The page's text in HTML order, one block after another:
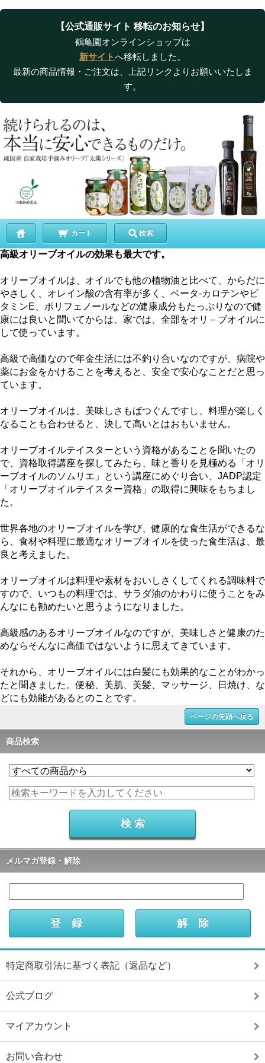
【公式通販サイト 移転のお知らせ】
鶴亀園オンラインショップは
新サイトへ移転しました。
最新の商品情報・ご注文は、上記リンクよりお願いいたしま
す。
カート 検索
高級オリーブオイルの効果も最大です。
オリーブオイルは、オイルでも他の植物油と比べて、からだに
やさしく、オレイン酸の含有率が多く、ベータ-カロテンやビ
タミンE、ポリフェノールなどの健康成分もたっぷりなので健
康には良いと聞いてからは、家では、全部をオリ－ブオイルに
して使っています。
高級で高価なので年金生活には不釣り合いなのですが、病院や
薬にお金をかけることを考えると、安全で安心なことだと思っ
ています。
オリーブオイルは、美味しさもばつぐんですし、料理が楽しく
なることも合わせると、決して高いとはおもいません。
オリーブオイルテイスターという資格があることを聞いたの
で、資格取得講座を探してみたら、味と香りを見極める「オリ
ーブオイルのソムリエ」という講座にめぐり合い、JADP認定
「オリーブオイルテイスター資格」の取得に興味をもちまし
た。
世界各地のオリーブオイルを学び、健康的な食生活ができるな
ら、食材や料理に最適なオリーブオイルを使った食生活は、最
良と考えました。
オリーブオイルは料理や素材をおいしさくしてくれる調味料で
すので、いつもの料理では、サラダ油のかわりに使うことをみ
んなにも勧めたいと思うようになりました。
高級感のあるオリーブオイルなのですが、美味しさと健康のた
めならそんなに高価ではないように思えてきています。
それから、オリーブオイルには白髪にも効果的なことがわかっ
たと聞きました。便秘、美肌、美髪、マッサージ、日焼け、な
どにも効能があるとのことです。
ページの先頭へ戻る
商品検索
メルマガ登録・解除
特定商取引法に基づく表記（返品など）
公式ブログ
マイアカウント
お問い合わせ